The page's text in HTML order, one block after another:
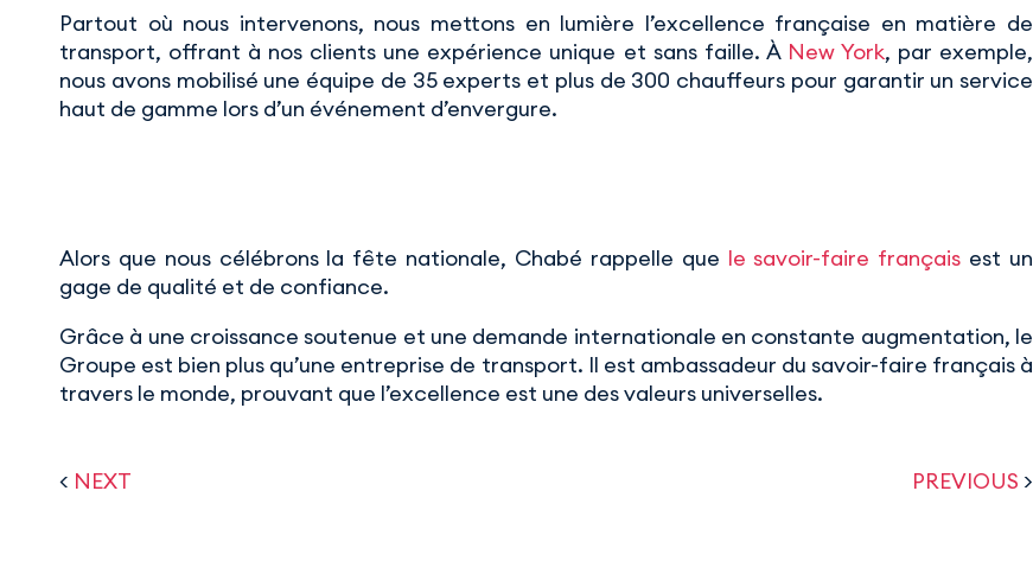
Partout où nous intervenons, nous mettons en lumière l’excellence française en matière de
transport, offrant à nos clients une expérience unique et sans faille. À New York, par exemple,
nous avons mobilisé une équipe de 35 experts et plus de 300 chauffeurs pour garantir un service
haut de gamme lors d’un événement d’envergure.
Alors que nous célébrons la fête nationale, Chabé rappelle que le savoir-faire français est un
gage de qualité et de confiance.
Grâce à une croissance soutenue et une demande internationale en constante augmentation, le
Groupe est bien plus qu’une entreprise de transport. Il est ambassadeur du savoir-faire français à
travers le monde, prouvant que l’excellence est une des valeurs universelles.
< NEXT PREVIOUS >